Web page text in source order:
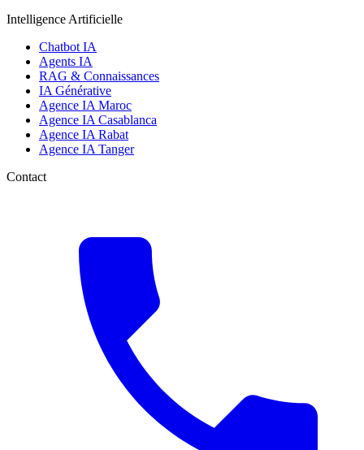
Intelligence Artificielle
Chatbot IA
Agents IA
RAG & Connaissances
IA Générative
Agence IA Maroc
Agence IA Casablanca
Agence IA Rabat
Agence IA Tanger
Contact